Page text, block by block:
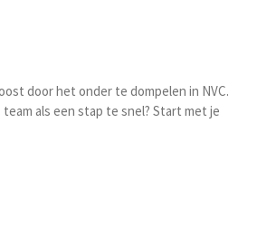
door het onder te dompelen in NVC.
als een stap te snel? Start met je